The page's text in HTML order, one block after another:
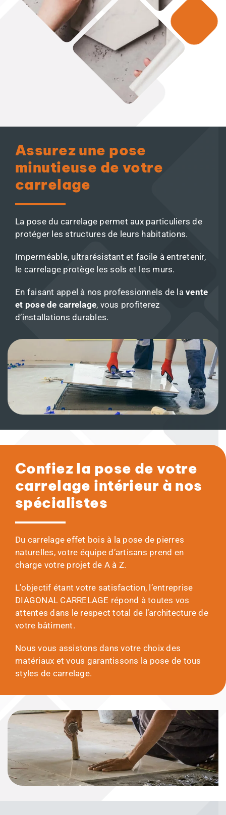
Assurez une pose
minutieuse de votre
carrelage
La pose du carrelage permet aux particuliers de
protéger les structures de leurs habitations.
Imperméable, ultrarésistant et facile à entretenir,
le carrelage protège les sols et les murs.
En faisant appel à nos professionnels de lavente
et pose de carrelage, vous profiterez
d’installations durables.
Confiez la pose de votre
carrelage intérieur à nos
spécialistes
Du carrelage effet bois à la pose de pierres
naturelles, votre équipe d’artisans prend en
charge votre projet de A à Z.
L’objectif étant votre satisfaction, l’entreprise
DIAGONAL CARRELAGE répond à toutes vos
attentes dans le respect total de l’architecture de
votre bâtiment.
Nous vous assistons dans votre choix des
matériaux et vous garantissons la pose de tous
styles de carrelage.